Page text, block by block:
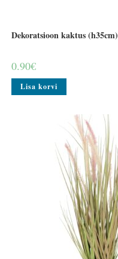
Dekoratsioon kaktus (h35cm)
0.90€
Lisa korvi